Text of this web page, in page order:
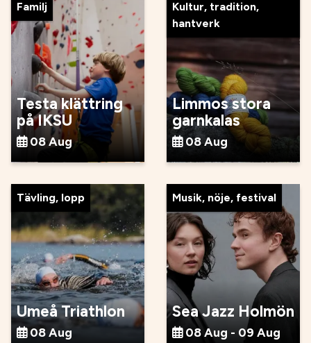
Familj
Testa klättring
på IKSU
08 Aug
Kultur, tradition,
hantverk
Limmos stora
garnkalas
08 Aug
Tävling, lopp
Umeå Triathlon
08 Aug
Musik, nöje, festival
Sea Jazz Holmön
08 Aug - 09 Aug